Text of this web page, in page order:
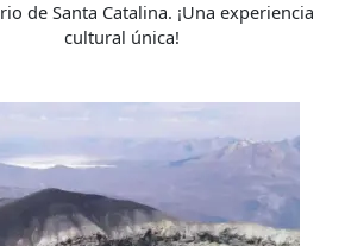
de Santa Catalina. ¡Una experiencia
cultural única!